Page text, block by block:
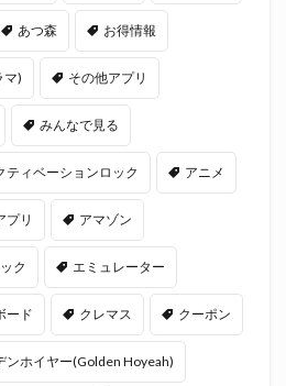
あつ森 お得情報
マ) その他アプリ
みんなで見る
ティベーションロック アニメ
プリ アマゾン
ク エミュレーター
ード クレマス クーポン
ンホイヤー(Golden Hoyeah)